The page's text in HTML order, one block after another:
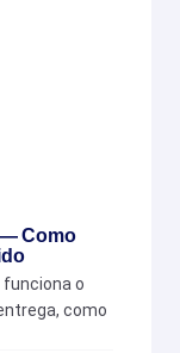
Como
funciona o
como